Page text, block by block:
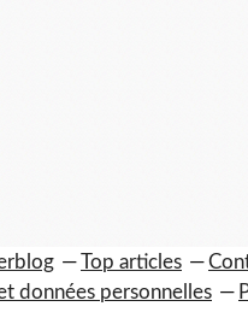
Top articles
données personnelles